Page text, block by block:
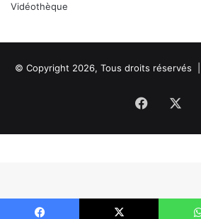
Vidéothèque
© Copyright 2026, Tous droits réservés |
Facebook